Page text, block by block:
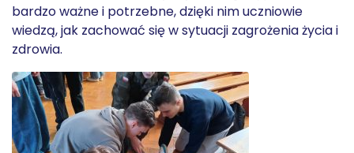
bardzo ważne i potrzebne, dzięki nim uczniowie
wiedzą, jak zachować się w sytuacji zagrożenia życia i
zdrowia.